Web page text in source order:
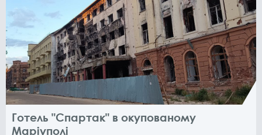
Готель "Спартак" в окупованому
Маріуполі